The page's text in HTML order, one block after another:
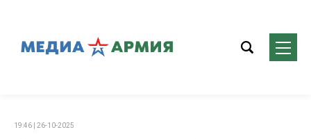
19:46 | 26-10-2025